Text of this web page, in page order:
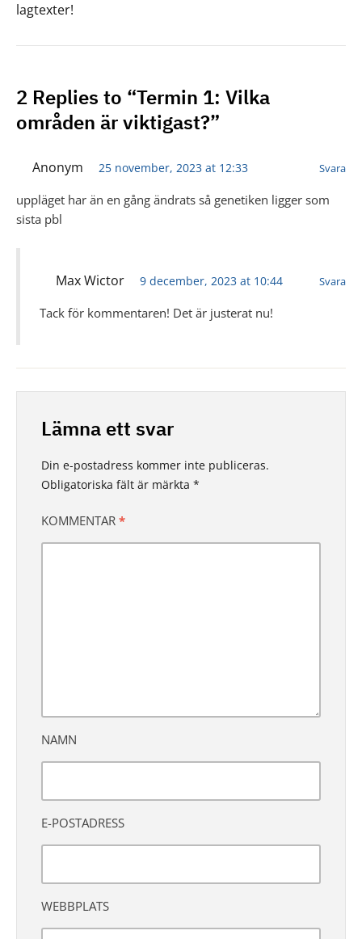
lagtexter!
2 Replies to “Termin 1: Vilka
områden är viktigast?”
Anonym 25 november, 2023 at 12:33 Svara
uppläget har än en gång ändrats så genetiken ligger som
sista pbl
Max Wictor 9 december, 2023 at 10:44 Svara
Tack för kommentaren! Det är justerat nu!
Lämna ett svar
Din e-postadress kommer inte publiceras.
Obligatoriska fält är märkta *
KOMMENTAR *
NAMN
E-POSTADRESS
WEBBPLATS